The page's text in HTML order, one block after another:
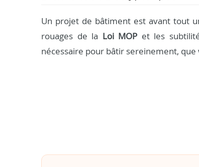
Un projet de bâtiment est avant tout
rouages de la Loi MOP et les
nécessaire pour bâtir sereinement,